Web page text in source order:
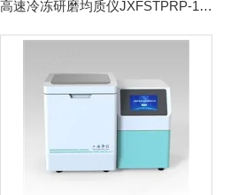
高速冷冻研磨均质仪JXFSTPRP-192CL